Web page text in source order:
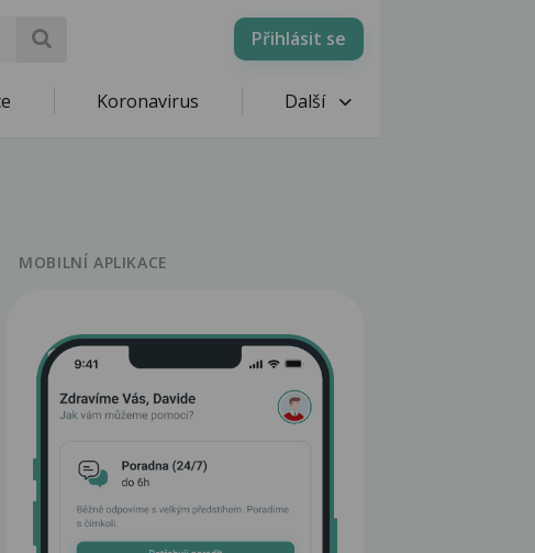
Přihlásit se
Koronavirus Další
MOBILNÍ APLIKACE